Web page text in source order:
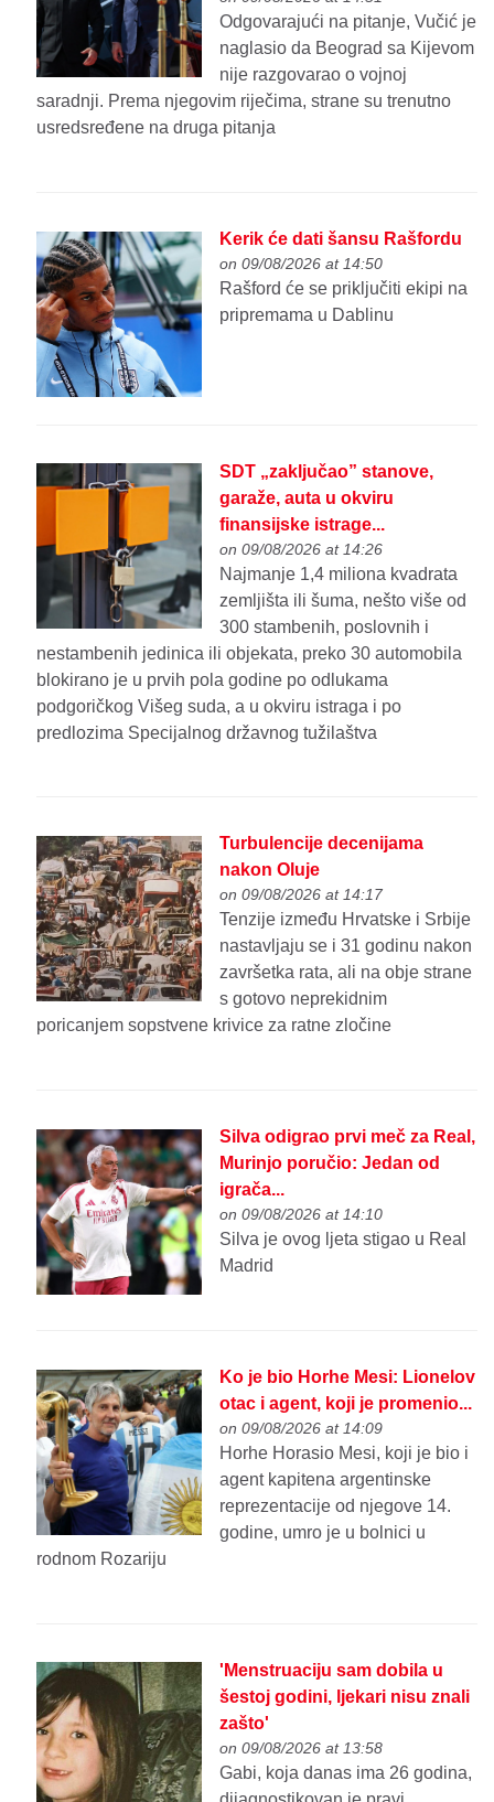
Odgovarajući na pitanje, Vučić je
naglasio da Beograd sa Kijevom
nije razgovarao o vojnoj
saradnji. Prema njegovim riječima, strane su trenutno
usredsređene na druga pitanja
Kerik će dati šansu Rašfordu
on 09/08/2026 at 14:50
Rašford će se priključiti ekipi na
pripremama u Dablinu
SDT „zaključao” stanove,
garaže, auta u okviru
finansijske istrage...
on 09/08/2026 at 14:26
Najmanje 1,4 miliona kvadrata
zemljišta ili šuma, nešto više od
300 stambenih, poslovnih i
nestambenih jedinica ili objekata, preko 30 automobila
blokirano je u prvih pola godine po odlukama
podgoričkog Višeg suda, a u okviru istraga i po
predlozima Specijalnog državnog tužilaštva
Turbulencije decenijama
nakon Oluje
on 09/08/2026 at 14:17
Tenzije između Hrvatske i Srbije
nastavljaju se i 31 godinu nakon
završetka rata, ali na obje strane
s gotovo neprekidnim
poricanjem sopstvene krivice za ratne zločine
Silva odigrao prvi meč za Real,
Murinjo poručio: Jedan od
igrača...
on 09/08/2026 at 14:10
Silva je ovog ljeta stigao u Real
Madrid
Ko je bio Horhe Mesi: Lionelov
otac i agent, koji je promenio...
on 09/08/2026 at 14:09
Horhe Horasio Mesi, koji je bio i
agent kapitena argentinske
reprezentacije od njegove 14.
godine, umro je u bolnici u
rodnom Rozariju
'Menstruaciju sam dobila u
šestoj godini, ljekari nisu znali
zašto'
on 09/08/2026 at 13:58
Gabi, koja danas ima 26 godina,